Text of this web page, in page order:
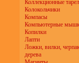
Коллекционные
Колокольчики
Компасы
Компьютерные
Копилки
Лапти
Ложки, вилки,
дерева